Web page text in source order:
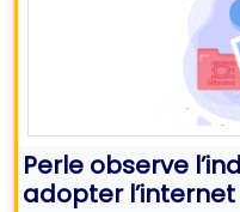
Perle observe
adopter